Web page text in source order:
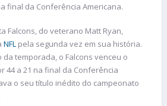
final da Conferência Americana.
Falcons, do veterano Matt Ryan,
NFL pela segunda vez em sua história.
da temporada, o Falcons venceu o
44 a 21 na final da Conferência
o seu título inédito do campeonato